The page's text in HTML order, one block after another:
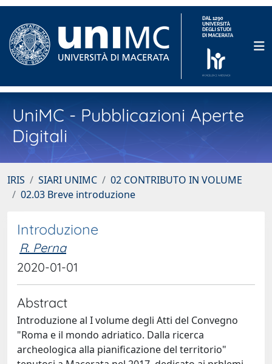
UniMC - Pubblicazioni Aperte
Digitali
IRIS SIARI UNIMC
02 CONTRIBUTO IN VOLUME
02.03 Breve introduzione
Introduzione
R. Perna
2020-01-01
Abstract
Introduzione al I volume degli Atti del Convegno
"Roma e il mondo adriatico. Dalla ricerca
archeologica alla pianificazione del territorio"